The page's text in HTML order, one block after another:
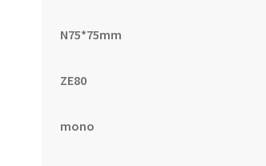
N75*75mm
ZE80
mono